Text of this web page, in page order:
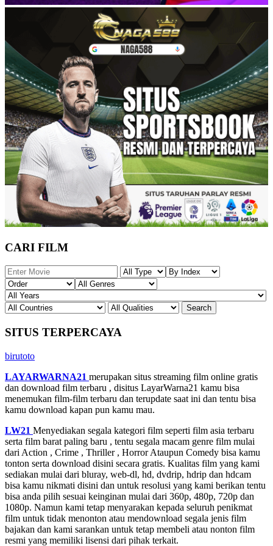
CARI FILM
SITUS TERPERCAYA
birutoto
LAYARWARNA21 merupakan situs streaming film online gratis
dan download film terbaru , disitus LayarWarna21 kamu bisa
menemukan film-film terbaru dan terupdate saat ini dan tentu bisa
kamu download kapan pun kamu mau.
LW21 Menyediakan segala kategori film seperti film asia terbaru
serta film barat paling baru , tentu segala macam genre film mulai
dari Action , Crime , Thriller , Horror Ataupun Comedy bisa kamu
tonton serta download disini secara gratis. Kualitas film yang kami
sediakan mulai dari bluray, web-dl, hd, dvdrip, hdrip dan hdcam
bisa kamu nikmati disini dan untuk resolusi yang kami berikan tentu
bisa anda pilih sesuai keinginan mulai dari 360p, 480p, 720p dan
1080p. Namun kami tetap menyarakan kepada seluruh penikmat
film untuk tidak menonton atau mendownload segala jenis film
bajakan dan kami sarankan untuk tetap membeli atau nonton film
resmi yang memiliki lisensi dari pihak terkait.